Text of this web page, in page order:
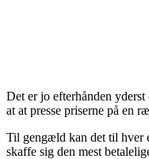
Det er jo efterhånden
at at presse priserne på en
Til gengæld kan det til hver
skaffe sig den mest